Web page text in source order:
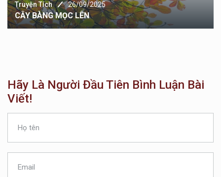
Truyện Tích 26/09/2025
CÂY BÀNG MỌC LÊN
Hãy Là Người Đầu Tiên Bình Luận Bài
Viết!